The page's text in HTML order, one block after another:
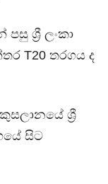
ශ්‍රී ලංකා
T20 තරගය ද
ශ්‍රී
සිට